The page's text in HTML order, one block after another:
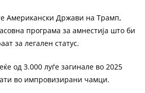
Американски Држави на Трамп,
програма за амнестија што би
за легален статус.
од 3.000 луѓе загинале во 2025
во импровизирани чамци.